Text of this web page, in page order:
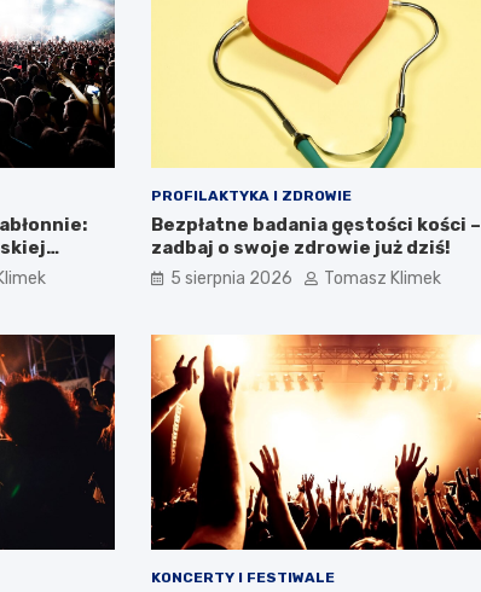
PROFILAKTYKA I ZDROWIE
Bezpłatne badania gęstości kości –
zadbaj o swoje zdrowie już dziś!
5 sierpnia 2026 Tomasz Klimek
KONCERTY I FESTIWALE